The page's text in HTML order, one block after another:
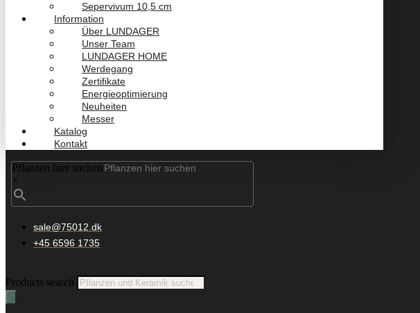
Sepervivum 10,5 cm
Information
Über LUNDAGER
Unser Team
LUNDAGER HOME
Werdegang
Zertifikate
Energieoptimierung
Neuheiten
Messer
Katalog
Kontakt
Pflanzen hier suchen
×
sale@75012.dk
+45 6596 1735
Products search